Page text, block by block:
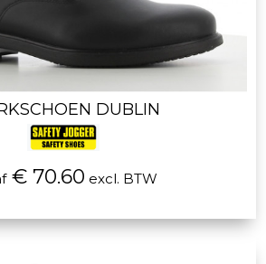
DUBLIN
€ 70.60 excl. BTW